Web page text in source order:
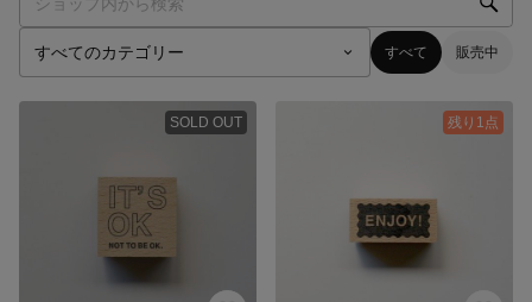
すべて 販売中
SOLD OUT 残り1点